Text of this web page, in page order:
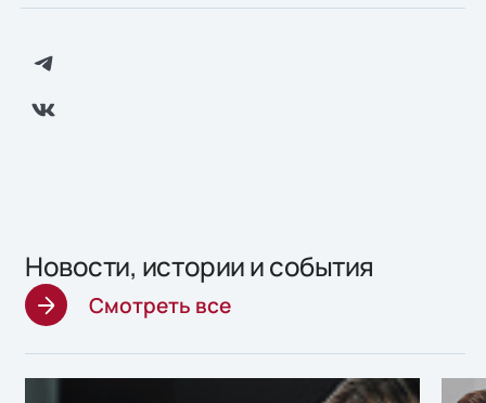
Новости, истории и события
Смотреть все